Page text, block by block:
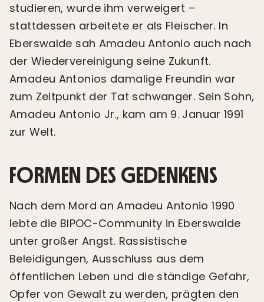
studieren, wurde ihm verweigert –
stattdessen arbeitete er als Fleischer. In
Eberswalde sah Amadeu Antonio auch nach
der Wiedervereinigung seine Zukunft.
Amadeu Antonios damalige Freundin war
zum Zeitpunkt der Tat schwanger. Sein Sohn,
Amadeu Antonio Jr., kam am 9. Januar 1991
zur Welt.
FORMEN DES GEDENKENS
Nach dem Mord an Amadeu Antonio 1990
lebte die BIPOC-Community in Eberswalde
unter großer Angst. Rassistische
Beleidigungen, Ausschluss aus dem
öffentlichen Leben und die ständige Gefahr,
Opfer von Gewalt zu werden, prägten den